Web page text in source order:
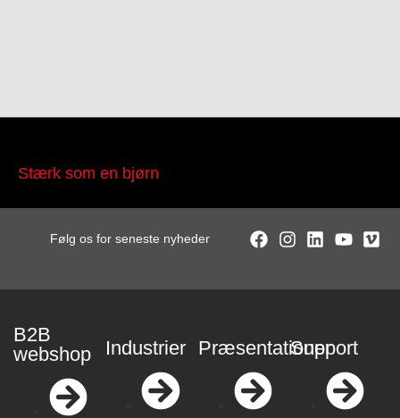
Stærk som en bjørn
Følg os for seneste nyheder
B2B
webshop
Industrier Præsentationer
Support